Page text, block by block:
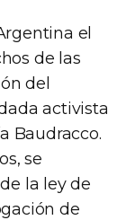
el
de las
del
activista
Baudracco.
se
la ley de
de